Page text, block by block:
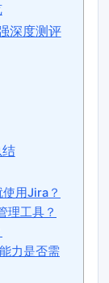
深度测评
用Jira？
理工具？
力是否需